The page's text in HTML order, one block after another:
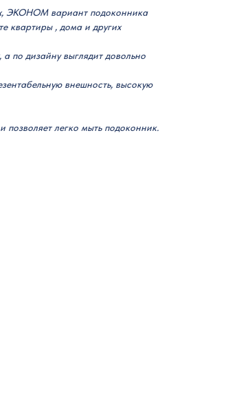
ЭКОНОМ вариант подоконника
квартиры , дома и других
по дизайну выглядит довольно
внешность, высокую
позволяет легко мыть подоконник.